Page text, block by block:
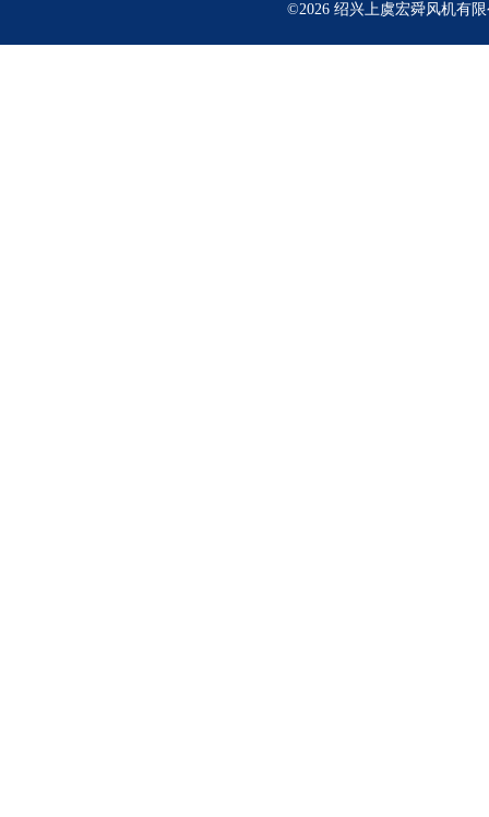
©2026 绍兴上虞宏舜风机有